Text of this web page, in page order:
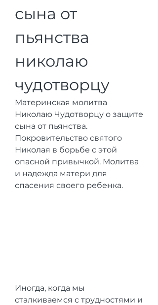
сына от
пьянства
николаю
чудотворцу
Материнская молитва
Николаю Чудотворцу о защите
сына от пьянства.
Покровительство святого
Николая в борьбе с этой
опасной привычкой. Молитва
и надежда матери для
спасения своего ребенка.
Иногда, когда мы
сталкиваемся с трудностями и